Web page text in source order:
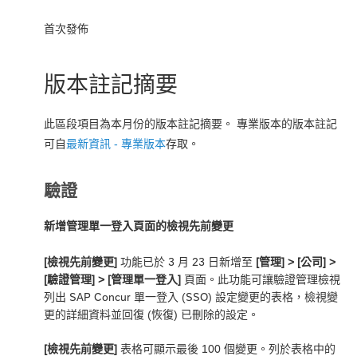
首次發佈
版本註記摘要
此區段項目為本月份的版本註記摘要。 專業版本的版本註記
可自最新資訊 - 專業版本存取。
驗證
新增管理單一登入頁面的檢視先前變更
[檢視先前變更] 功能已於 3 月 23 日新增至 [管理] > [公司] >
[驗證管理] > [管理單一登入] 頁面。此功能可讓驗證管理檢視
列出 SAP Concur 單一登入 (SSO) 設定變更的表格，檢視變
更的詳細資料並回復 (恢復) 已刪除的設定。
[檢視先前變更] 表格可顯示最後 100 個變更。列於表格中的